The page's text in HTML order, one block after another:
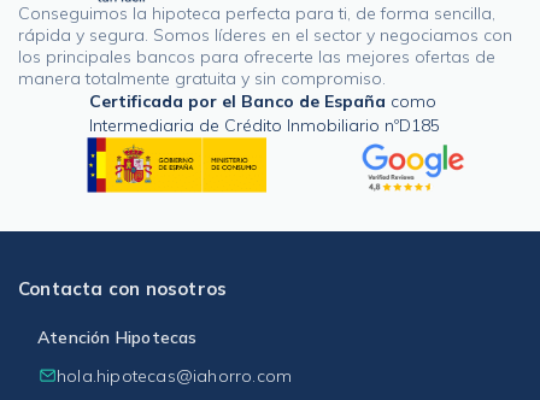
Conseguimos la hipoteca perfecta para ti, de forma sencilla,
rápida y segura. Somos líderes en el sector y negociamos con
los principales bancos para ofrecerte las mejores ofertas de
manera totalmente gratuita y sin compromiso.
Certificada por el Banco de España como
Intermediaria de Crédito Inmobiliario nºD185
Contacta con nosotros
Atención Hipotecas
hola.hipotecas@iahorro.com